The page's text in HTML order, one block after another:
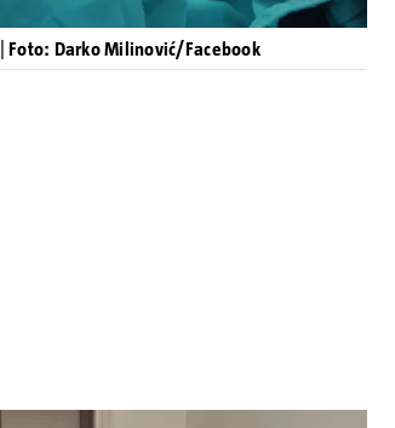
Foto: Darko Milinović/Facebook